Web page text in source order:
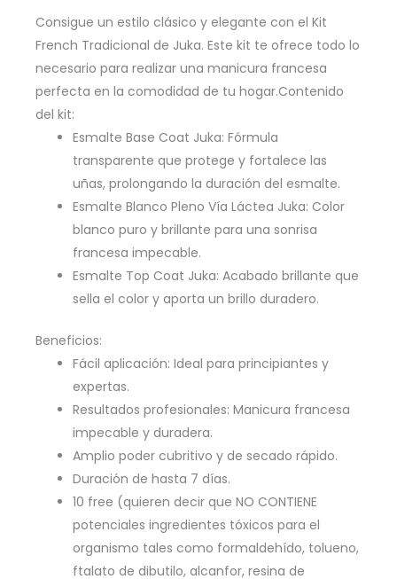
Consigue un estilo clásico y elegante con el Kit
French Tradicional de Juka. Este kit te ofrece todo lo
necesario para realizar una manicura francesa
perfecta en la comodidad de tu hogar.Contenido
del kit:
Esmalte Base Coat Juka: Fórmula
transparente que protege y fortalece las
uñas, prolongando la duración del esmalte.
Esmalte Blanco Pleno Vía Láctea Juka: Color
blanco puro y brillante para una sonrisa
francesa impecable.
Esmalte Top Coat Juka: Acabado brillante que
sella el color y aporta un brillo duradero.
Beneficios:
Fácil aplicación: Ideal para principiantes y
expertas.
Resultados profesionales: Manicura francesa
impecable y duradera.
Amplio poder cubritivo y de secado rápido.
Duración de hasta 7 días.
10 free (quieren decir que NO CONTIENE
potenciales ingredientes tóxicos para el
organismo tales como formaldehído, tolueno,
ftalato de dibutilo, alcanfor, resina de